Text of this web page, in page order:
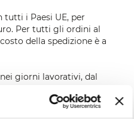
tutti i Paesi UE, per
Per tutti gli ordini al
della spedizione è a
giorni lavorativi, dal
le affettatrici a volano i
variare e verranno